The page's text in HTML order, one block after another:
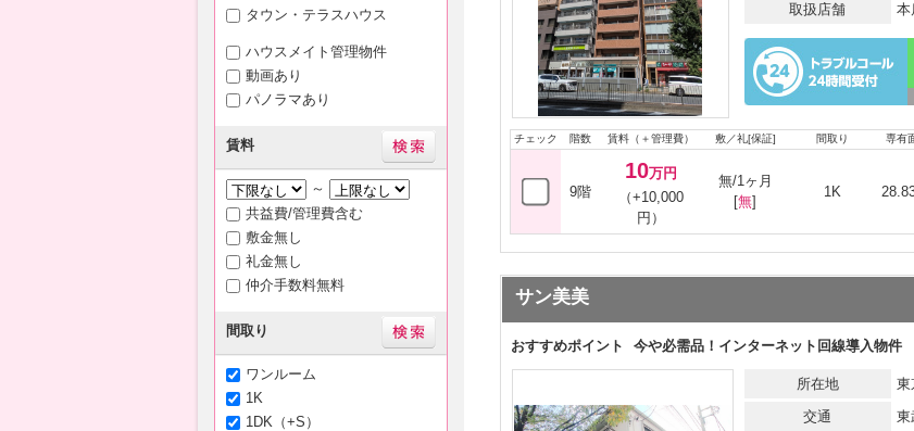
タウン・テラスハウス
ハウスメイト管理物件
動画あり
パノラマあり
賃料
～
共益費/管理費含む
敷金無し
礼金無し
仲介手数料無料
間取り
ワンルーム
1K
1DK（+S）
取扱店舗
本
チェック 階数 賃料（＋管理費） 敷／礼[保証] 間取り 専有
9階
10万円
（+10,000
円）
無/1ヶ月
[無]
1K
サン美美
おすすめポイント 今や必需品！インターネット回線導入物件
所在地
東
交通
東